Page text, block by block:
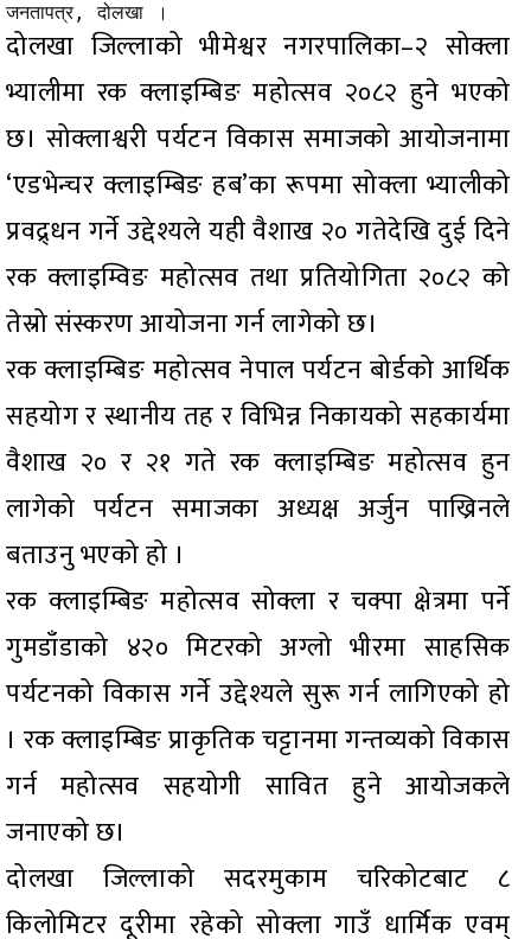
जनतापत्र, दोलखा ।
दोलखा जिल्लाको भीमेश्वर नगरपालिका–२ सोक्ला
भ्यालीमा रक क्लाइम्बिङ महोत्सव २०८२ हुने भएको
छ। सोक्लाश्वरी पर्यटन विकास समाजको आयोजनामा
‘एडभेन्चर क्लाइम्बिङ हब’का रूपमा सोक्ला भ्यालीको
प्रवद्र्धन गर्ने उद्देश्यले यही वैशाख २० गतेदेखि दुई दिने
रक क्लाइम्विङ महोत्सव तथा प्रतियोगिता २०८२ को
तेस्रो संस्करण आयोजना गर्न लागेको छ।
रक क्लाइम्बिङ महोत्सव नेपाल पर्यटन बोर्डको आर्थिक
सहयोग र स्थानीय तह र विभिन्न निकायको सहकार्यमा
वैशाख २० र २१ गते रक क्लाइम्बिङ महोत्सव हुन
लागेको पर्यटन समाजका अध्यक्ष अर्जुन पाख्रिनले
बताउनु भएको हो ।
रक क्लाइम्बिङ महोत्सव सोक्ला र चक्पा क्षेत्रमा पर्ने
गुमडाँडाको ४२० मिटरको अग्लो भीरमा साहसिक
पर्यटनको विकास गर्ने उद्देश्यले सुरू गर्न लागिएको हो
। रक क्लाइम्बिङ प्राकृतिक चट्टानमा गन्तव्यको विकास
गर्न महोत्सव सहयोगी सावित हुने आयोजकले
जनाएको छ।
दोलखा जिल्लाको सदरमुकाम चरिकोटबाट ८
किलोमिटर दूरीमा रहेको सोक्ला गाउँ धार्मिक एवम्